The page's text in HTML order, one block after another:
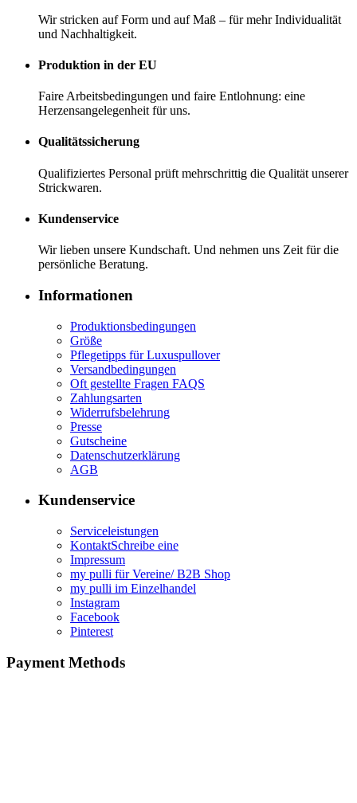
Wir stricken auf Form und auf Maß – für mehr Individualität
und Nachhaltigkeit.
Produktion in der EU
Faire Arbeitsbedingungen und faire Entlohnung: eine
Herzensangelegenheit für uns.
Qualitätssicherung
Qualifiziertes Personal prüft mehrschrittig die Qualität unserer
Strickwaren.
Kundenservice
Wir lieben unsere Kundschaft. Und nehmen uns Zeit für die
persönliche Beratung.
Informationen
Produktionsbedingungen
Größe
Pflegetipps für Luxuspullover
Versandbedingungen
Oft gestellte Fragen FAQS
Zahlungsarten
Widerrufsbelehrung
Presse
Gutscheine
Datenschutzerklärung
AGB
Kundenservice
Serviceleistungen
KontaktSchreibe eine
Impressum
my pulli für Vereine/ B2B Shop
my pulli im Einzelhandel
Instagram
Facebook
Pinterest
Payment Methods